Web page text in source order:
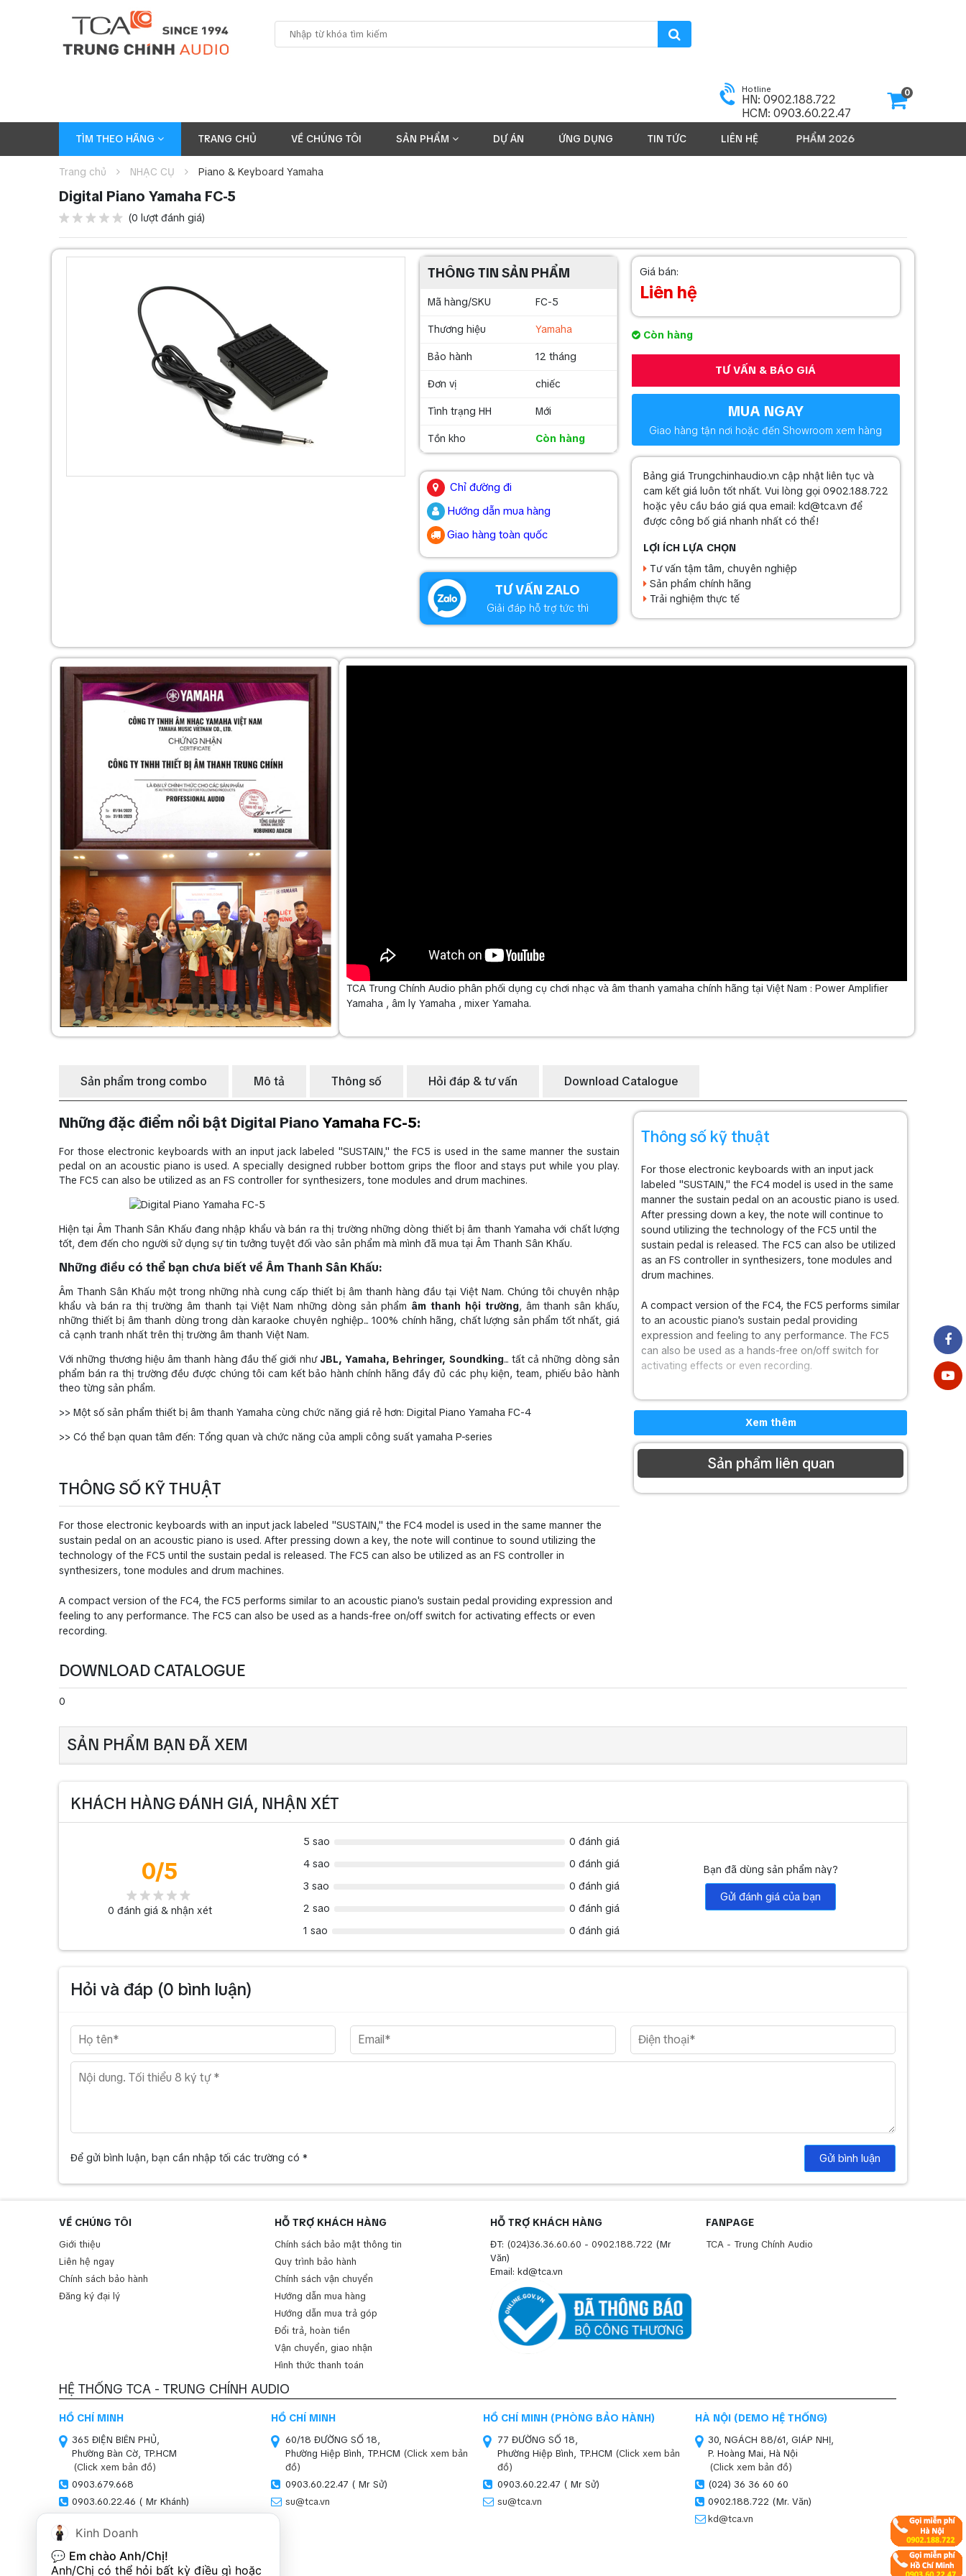
Hotline
HN: 0902.188.722
HCM: 0903.60.22.47
0
TÌM THEO HÃNG TRANG CHỦ VỀ CHÚNG TÔI SẢN PHẨM DỰ ÁN ỨNG DỤNG TIN TỨC LIÊN HỆ
SẢN PHẨM 2026
Trang chủ NHẠC CỤ Piano & Keyboard Yamaha
Digital Piano Yamaha FC-5
(0 lượt đánh giá)
THÔNG TIN SẢN PHẨM
Mã hàng/SKU FC-5
Thương hiệu Yamaha
Bảo hành 12 tháng
Đơn vị chiếc
Tình trạng HH Mới
Tồn kho
Còn hàng
Chỉ đường đi
Hướng dẫn mua hàng
Giao hàng toàn quốc
TƯ VẤN ZALO
Giải đáp hỗ trợ tức thì
Giá bán:
Liên hệ
Còn hàng
TƯ VẤN & BÁO GIÁ
MUA NGAY
Giao hàng tận nơi hoặc đến Showroom xem hàng
Bảng giá Trungchinhaudio.vn cập nhật liên tục và
cam kết giá luôn tốt nhất. Vui lòng gọi 0902.188.722
hoặc yêu cầu báo giá qua email: kd@tca.vn để
được công bố giá nhanh nhất có thể!
LỢI ÍCH LỰA CHỌN
Tư vấn tậm tâm, chuyên nghiệp
Sản phẩm chính hãng
Trải nghiệm thực tế
TCA Trung Chính Audio phân phối dụng cụ chơi nhạc và âm thanh yamaha chính hãng tại Việt Nam : Power Amplifier
Yamaha , âm ly Yamaha , mixer Yamaha.
Sản phẩm trong combo Mô tả Thông số Hỏi đáp & tư vấn Download Catalogue
Những đặc điểm nổi bật Digital PianoYamaha FC-5:
For those electronic keyboards with an input jack labeled "SUSTAIN," the FC5 is used in the same manner the sustain
pedal on an acoustic piano is used. A specially designed rubber bottom grips the floor and stays put while you play.
The FC5 can also be utilized as an FS controller for synthesizers, tone modules and drum machines.
Hiện tại Âm Thanh Sân Khấu đang nhập khẩu và bán ra thị trường những dòng thiết bị âm thanh Yamaha với chất lượng
tốt, đem đến cho người sử dụng sự tin tưởng tuyệt đối vào sản phẩm mà mình đã mua tại Âm Thanh Sân Khấu.
Những điều có thể bạn chưa biết về Âm Thanh Sân Khấu:
Âm Thanh Sân Khấu một trong những nhà cung cấp thiết bị âm thanh hàng đầu tại Việt Nam. Chúng tôi chuyên nhập
khẩu và bán ra thị trường âm thanh tại Việt Nam những dòng sản phẩm âm thanh hội trường, âm thanh sân khấu,
những thiết bị âm thanh dùng trong dàn karaoke chuyên nghiệp... 100% chính hãng, chất lượng sản phẩm tốt nhất, giá
cả cạnh tranh nhất trên thị trường âm thanh Việt Nam.
Với những thương hiệu âm thanh hàng đầu thế giới như JBL, Yamaha, Behringer, Soundking... tất cả những dòng sản
phẩm bán ra thị trường đều được chúng tôi cam kết bảo hành chính hãng đầy đủ các phụ kiện, team, phiếu bảo hành
theo từng sản phẩm.
>> Một số sản phẩm thiết bị âm thanh Yamaha cùng chức năng giá rẻ hơn: Digital Piano Yamaha FC-4
>> Có thể bạn quan tâm đến: Tổng quan và chức năng của ampli công suất yamaha P-series
THÔNG SỐ KỸ THUẬT
For those electronic keyboards with an input jack labeled "SUSTAIN," the FC4 model is used in the same manner the
sustain pedal on an acoustic piano is used. After pressing down a key, the note will continue to sound utilizing the
technology of the FC5 until the sustain pedal is released. The FC5 can also be utilized as an FS controller in
synthesizers, tone modules and drum machines.
A compact version of the FC4, the FC5 performs similar to an acoustic piano's sustain pedal providing expression and
feeling to any performance. The FC5 can also be used as a hands-free on/off switch for activating effects or even
recording.
Thông số kỹ thuật
For those electronic keyboards with an input jack
labeled "SUSTAIN," the FC4 model is used in the same
manner the sustain pedal on an acoustic piano is used.
After pressing down a key, the note will continue to
sound utilizing the technology of the FC5 until the
sustain pedal is released. The FC5 can also be utilized
as an FS controller in synthesizers, tone modules and
drum machines.
A compact version of the FC4, the FC5 performs similar
to an acoustic piano's sustain pedal providing
expression and feeling to any performance. The FC5
can also be used as a hands-free on/off switch for
activating effects or even recording.
Xem thêm
Sản phẩm liên quan
DOWNLOAD CATALOGUE
0
SẢN PHẨM BẠN ĐÃ XEM
KHÁCH HÀNG ĐÁNH GIÁ, NHẬN XÉT
0/5
0 đánh giá & nhận xét
5 sao
0 đánh giá
4 sao
0 đánh giá
3 sao
0 đánh giá
2 sao
0 đánh giá
1 sao
0 đánh giá
Bạn đã dùng sản phẩm này?
Gửi đánh giá của bạn
Hỏi và đáp (0 bình luận)
Để gửi bình luận, bạn cần nhập tối các trường có * Gửi bình luận
VỀ CHÚNG TÔI
Giới thiệu
Liên hệ ngay
Chính sách bảo hành
Đăng ký đại lý
HỖ TRỢ KHÁCH HÀNG
Chính sách bảo mật thông tin
Quy trình bảo hành
Chính sách vận chuyển
Hướng dẫn mua hàng
Hướng dẫn mua trả góp
Đổi trả, hoàn tiền
Vận chuyển, giao nhận
Hình thức thanh toán
HỖ TRỢ KHÁCH HÀNG
ĐT: (024)36.36.60.60 - 0902.188.722 (Mr
Văn)
Email: kd@tca.vn
FANPAGE
TCA - Trung Chính Audio
HỆ THỐNG TCA - TRUNG CHÍNH AUDIO
HỒ CHÍ MINH
365 ĐIỆN BIÊN PHỦ,
Phường Bàn Cờ, TP.HCM
(Click xem bản đồ)
0903.679.668
0903.60.22.46 ( Mr Khánh)
HỒ CHÍ MINH
60/18 ĐƯỜNG SỐ 18,
Phường Hiệp Bình, TP.HCM (Click xem bản
đồ)
0903.60.22.47 ( Mr Sử)
su@tca.vn
HỒ CHÍ MINH (PHÒNG BẢO HÀNH)
77 ĐƯỜNG SỐ 18,
Phường Hiệp Bình, TP.HCM (Click xem bản
đồ)
0903.60.22.47 ( Mr Sử)
su@tca.vn
HÀ NỘI (DEMO HỆ THỐNG)
30, NGÁCH 88/61, GIÁP NHỊ,
P. Hoàng Mai, Hà Nội
(Click xem bản đồ)
(024) 36 36 60 60
0902.188.722 (Mr. Văn)
kd@tca.vn
HÀ NỘI (SHOWROOM)
SN 47-51, LOUIS XI,
Khu đô thị Louis,
Kinh Doanh
💬 Em chào Anh/Chị!
Anh/Chị có thể hỏi bất kỳ điều gì hoặc